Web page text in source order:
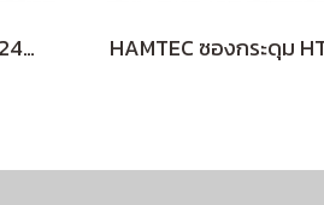
ALINCO ซองกระดุม DJ-V245 แบบบาง